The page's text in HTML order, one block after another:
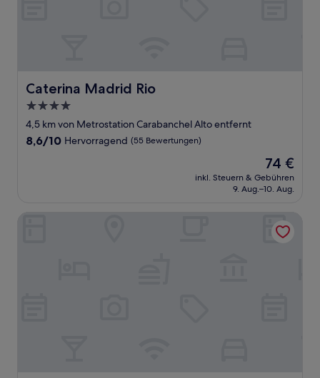
Caterina Madrid Rio
Caterina Madrid Rio
4.0-
Sterne-
Unterkunft
4,5 km von Metrostation Carabanchel Alto entfernt
8.6
8,6/10 Hervorragend (55 Bewertungen)
Der
Preis
beträgt
74 €
inkl. Steuern & Gebühren
9. Aug.–10. Aug.